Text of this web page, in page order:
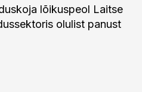
lõikuspeol Laitse
olulist panust